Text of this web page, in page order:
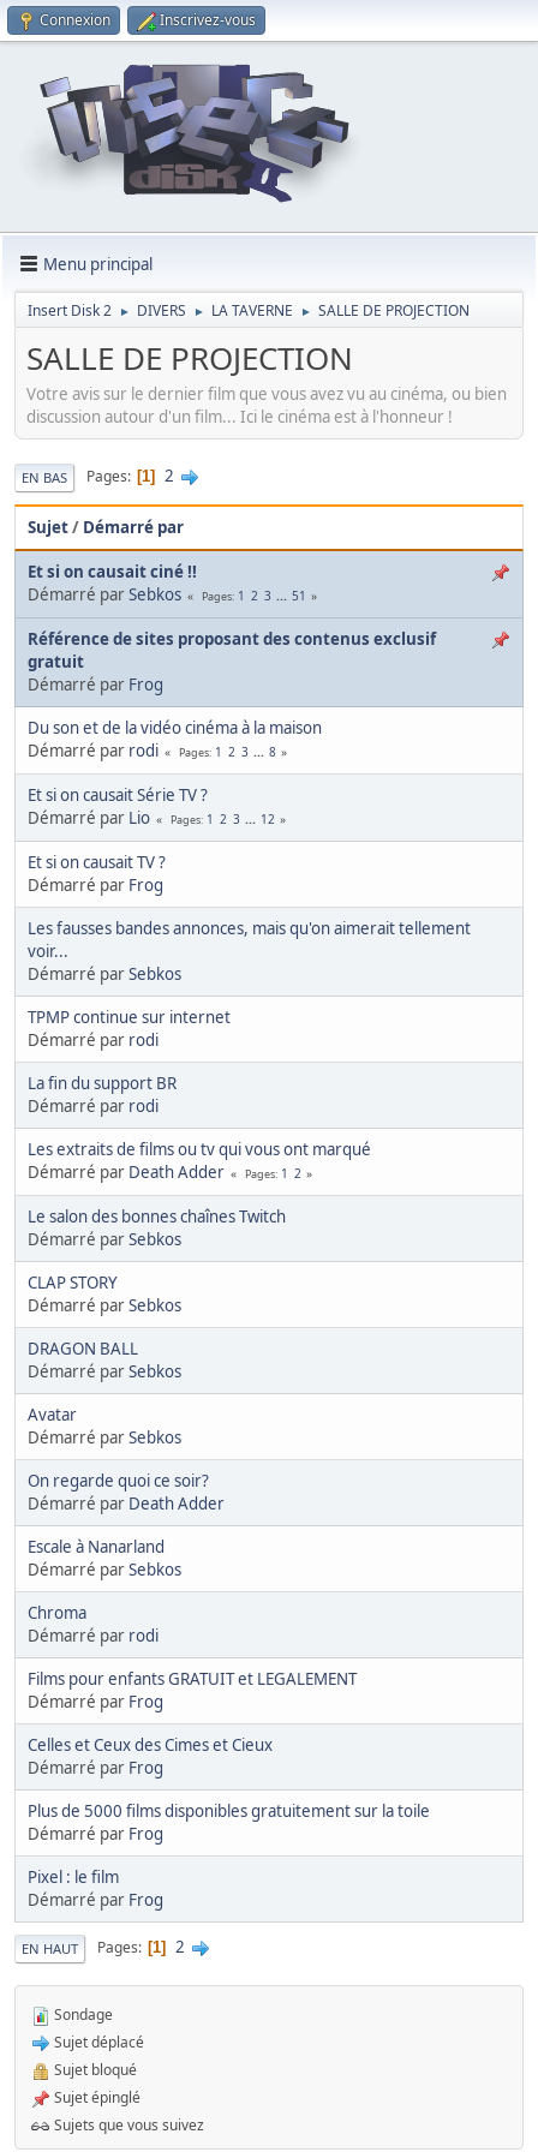
Connexion Inscrivez-vous
Menu principal
Insert Disk 2 ► DIVERS ► LA TAVERNE ► SALLE DE PROJECTION
SALLE DE PROJECTION
Votre avis sur le dernier film que vous avez vu au cinéma, ou bien
discussion autour d'un film... Ici le cinéma est à l'honneur !
EN BAS Pages 1 2
Sujet/ Démarré par
Et si on causait ciné !!
Démarré parSebkos Pages 1 2 3 ... 51
Référence de sites proposant des contenus exclusif
gratuit
Démarré par Frog
Du son et de la vidéo cinéma à la maison
Démarré par rodi Pages 1 2 3 ... 8
Et si on causait Série TV ?
Démarré par Lio Pages 1 2 3 ... 12
Et si on causait TV ?
Démarré par Frog
Les fausses bandes annonces, mais qu'on aimerait tellement
voir...
Démarré parSebkos
TPMP continue sur internet
Démarré par rodi
La fin du support BR
Démarré par rodi
Les extraits de films ou tv qui vous ont marqué
Démarré par Death Adder Pages 1 2
Le salon des bonnes chaînes Twitch
Démarré parSebkos
CLAP STORY
Démarré parSebkos
DRAGON BALL
Démarré parSebkos
Avatar
Démarré parSebkos
On regarde quoi ce soir?
Démarré par Death Adder
Escale à Nanarland
Démarré parSebkos
Chroma
Démarré par rodi
Films pour enfants GRATUIT et LEGALEMENT
Démarré par Frog
Celles et Ceux des Cimes et Cieux
Démarré par Frog
Plus de 5000 films disponibles gratuitement sur la toile
Démarré par Frog
Pixel : le film
Démarré par Frog
EN HAUT Pages 1 2
Sondage
Sujet déplacé
Sujet bloqué
Sujet épinglé
Sujets que vous suivez